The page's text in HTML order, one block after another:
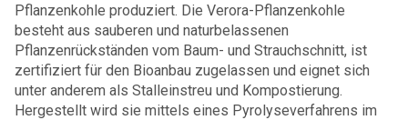
Pflanzenkohle produziert. Die Verora-Pflanzenkohle
besteht aus sauberen und naturbelassenen
Pflanzenrückständen vom Baum- und Strauchschnitt, ist
zertifiziert für den Bioanbau zugelassen und eignet sich
unter anderem als Stalleinstreu und Kompostierung.
Hergestellt wird sie mittels eines Pyrolyseverfahrens im